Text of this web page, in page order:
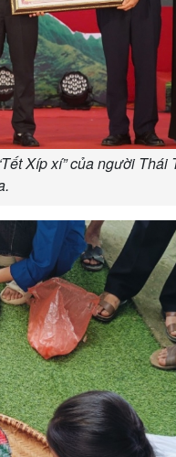
Xíp xí” của người Thái